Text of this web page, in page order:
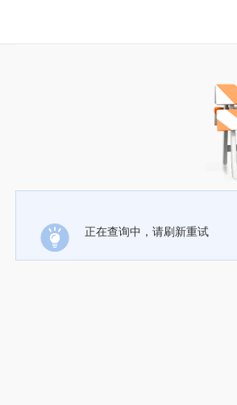
正在查询中，请刷新重试